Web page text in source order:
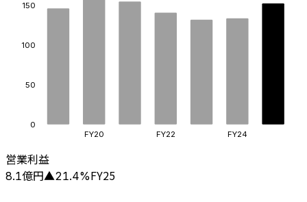
0
50
100
150
FY20 FY22 FY24
営業利益
8.1億円▲21.4%FY25